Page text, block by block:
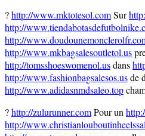
?http://www.mktotesol.comSur
http://
http://
http://www.mkbagsalesoutletol.us
http://tomsshoeswomenol.usdans
http://www.fashionbagsalesos.usde
http://www.adidasnmdsaleo.top
?http://zulurunner.comPour un
http://